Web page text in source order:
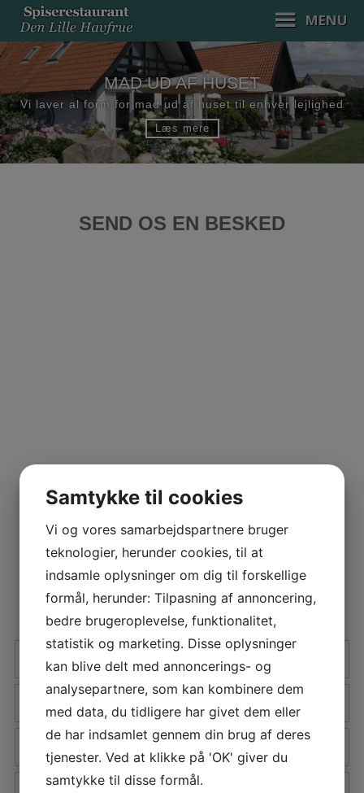
indholdet
MENU
MAD UD AF HUSET
Vi laver al form for mad ud af huset til enhver lejlighed
Læs mere
SEND OS EN BESKED
Samtykke til cookies
Vi og vores samarbejdspartnere bruger
teknologier, herunder cookies, til at
indsamle oplysninger om dig til forskellige
formål, herunder: Tilpasning af annoncering,
bedre brugeroplevelse, funktionalitet,
statistik og marketing. Disse oplysninger
kan blive delt med annoncerings- og
analysepartnere, som kan kombinere dem
med data, du tidligere har givet dem eller
de har indsamlet gennem din brug af deres
tjenester. Ved at klikke på 'OK' giver du
samtykke til disse formål.